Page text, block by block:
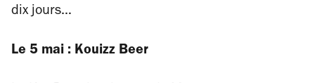
dix jours…
Le 5 mai : Kouizz Beer